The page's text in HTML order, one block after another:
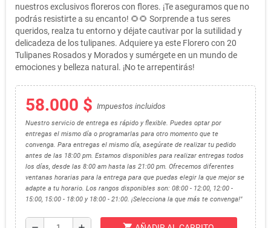
nuestros exclusivos floreros con flores. ¡Te aseguramos que no
podrás resistirte a su encanto! 🌻🌻 Sorprende a tus seres
queridos, realza tu entorno y déjate cautivar por la sutilidad y
delicadeza de los tulipanes. Adquiere ya este Florero con 20
Tulipanes Rosados y Morados y sumérgete en un mundo de
emociones y belleza natural. ¡No te arrepentirás!
58.000 $ Impuestos incluidos
Nuestro servicio de entrega es rápido y flexible. Puedes optar por
entregas el mismo día o programarlas para otro momento que te
convenga. Para entregas el mismo día, asegúrate de realizar tu pedido
antes de las 18:00 pm. Estamos disponibles para realizar entregas todos
los días, desde las 8:00 am hasta las 21:00 pm. Ofrecemos diferentes
ventanas horarias para la entrega para que puedas elegir la que mejor se
adapte a tu horario. Los rangos disponibles son: 08:00 - 12:00, 12:00 -
15:00, 15:00 - 18:00 y 18:00 - 21:00. ¡Selecciona la que más te convenga!"